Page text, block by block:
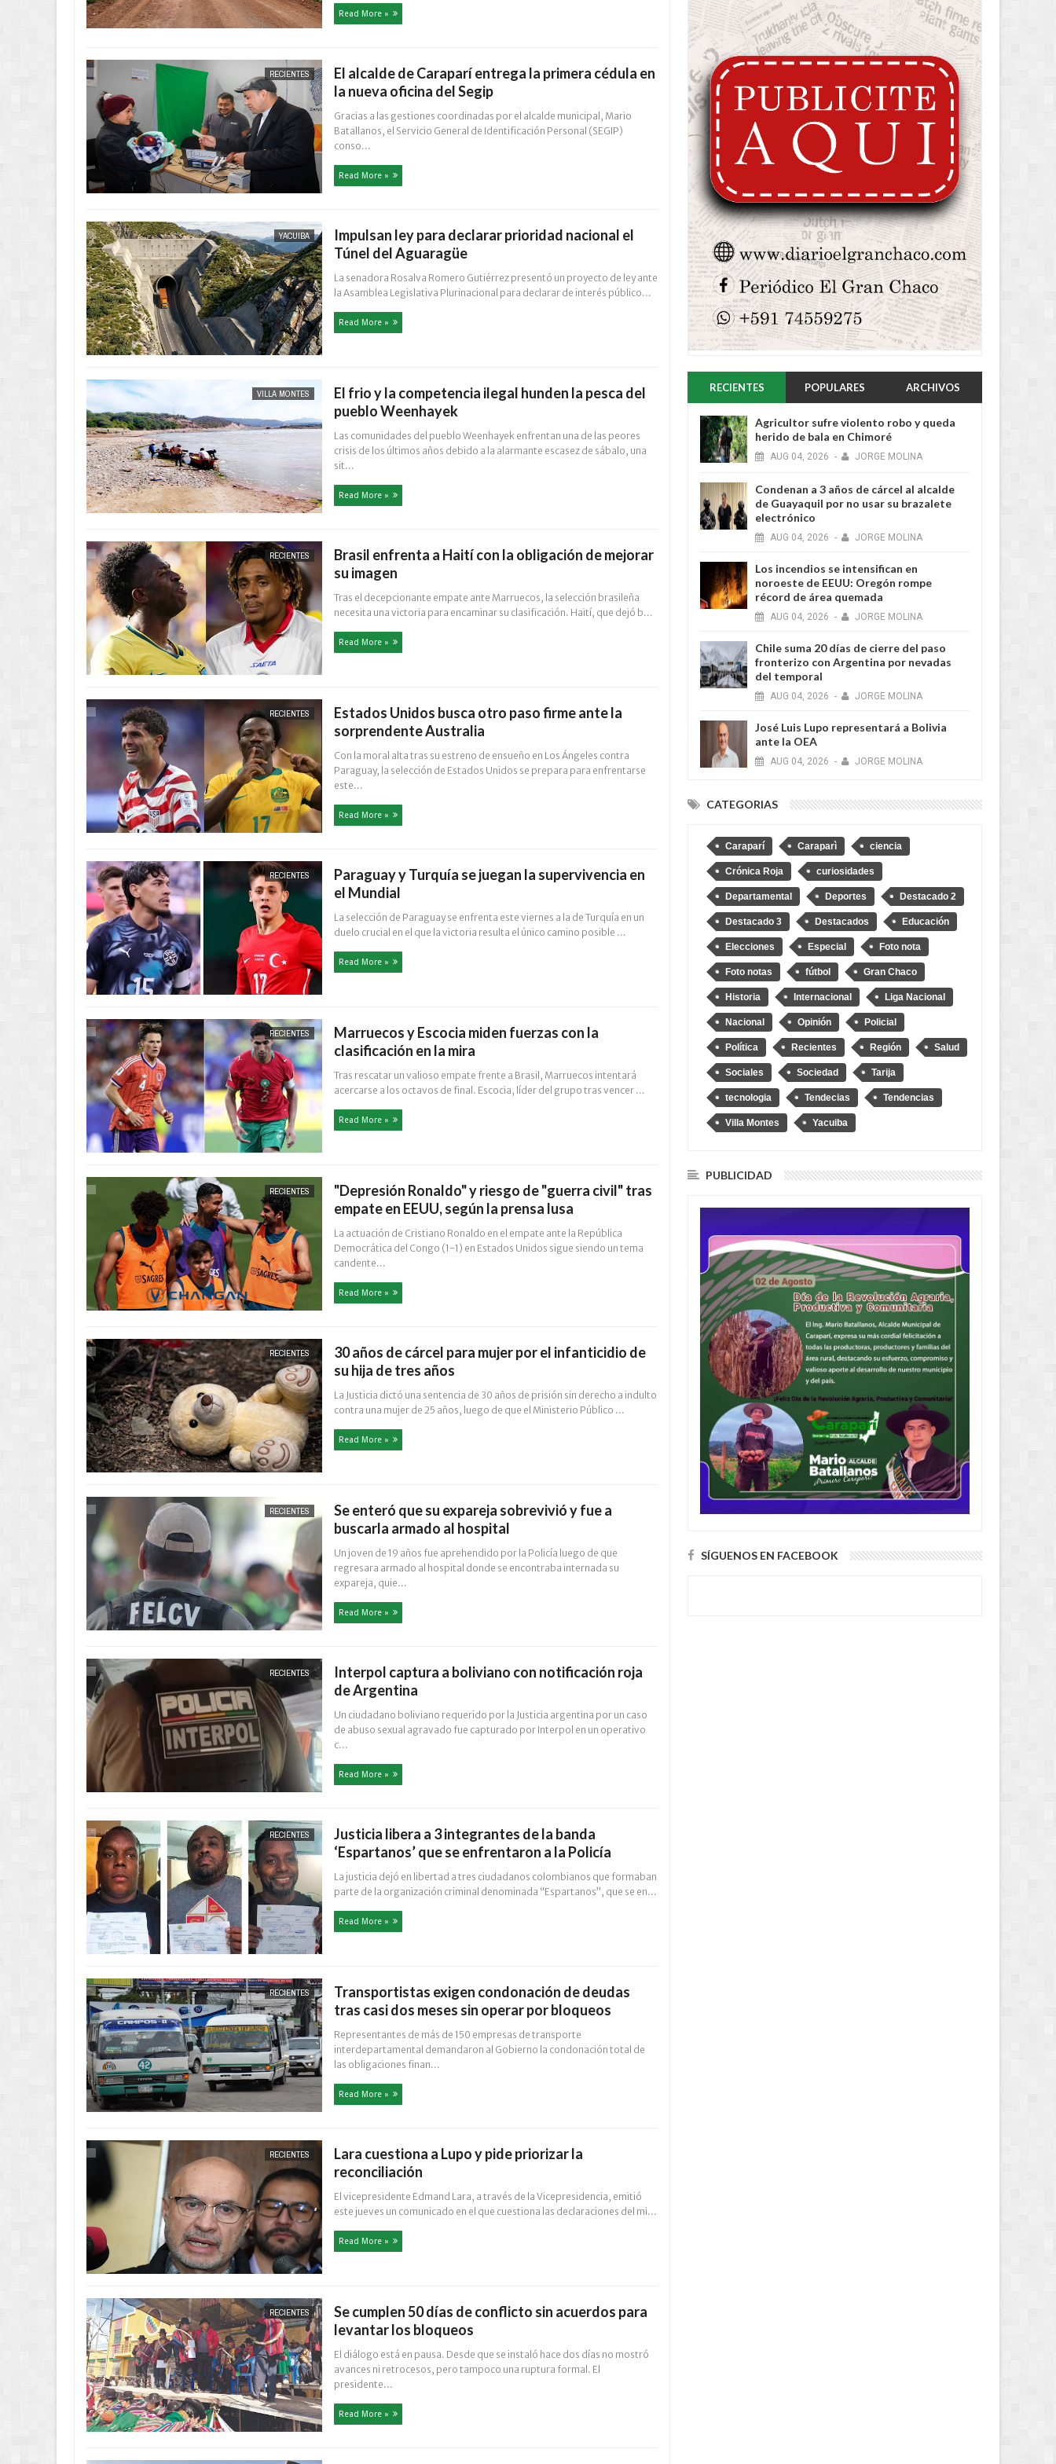
Read More »
RECIENTES 2 MONTHS AGO
El alcalde de Caraparí entrega la primera cédula en
la nueva oficina del Segip
Gracias a las gestiones coordinadas por el alcalde municipal, Mario
Batallanos, el Servicio General de Identificación Personal (SEGIP)
conso...
Read More »
YACUIBA 2 MONTHS AGO
Impulsan ley para declarar prioridad nacional el
Túnel del Aguaragüe
La senadora Rosalva Romero Gutiérrez presentó un proyecto de ley ante
la Asamblea Legislativa Plurinacional para declarar de interés público...
Read More »
VILLA MONTES 2 MONTHS AGO
El frio y la competencia ilegal hunden la pesca del
pueblo Weenhayek
Las comunidades del pueblo Weenhayek enfrentan una de las peores
crisis de los últimos años debido a la alarmante escasez de sábalo, una
sit...
Read More »
RECIENTES
Brasil enfrenta a Haití con la obligación de mejorar
su imagen
Tras el decepcionante empate ante Marruecos, la selección brasileña
necesita una victoria para encaminar su clasificación. Haití, que dejó b...
Read More »
RECIENTES
Estados Unidos busca otro paso firme ante la
sorprendente Australia
Con la moral alta tras su estreno de ensueño en Los Ángeles contra
Paraguay, la selección de Estados Unidos se prepara para enfrentarse
este...
Read More »
RECIENTES
Paraguay y Turquía se juegan la supervivencia en
el Mundial
La selección de Paraguay se enfrenta este viernes a la de Turquía en un
duelo crucial en el que la victoria resulta el único camino posible ...
Read More »
RECIENTES 2 MONTHS AGO
Marruecos y Escocia miden fuerzas con la
clasificación en la mira
Tras rescatar un valioso empate frente a Brasil, Marruecos intentará
acercarse a los octavos de final. Escocia, líder del grupo tras vencer ...
Read More »
RECIENTES
"Depresión Ronaldo" y riesgo de "guerra civil" tras
empate en EEUU, según la prensa lusa
La actuación de Cristiano Ronaldo en el empate ante la República
Democrática del Congo (1-1) en Estados Unidos sigue siendo un tema
candente...
Read More »
RECIENTES 2 MONTHS AGO
30 años de cárcel para mujer por el infanticidio de
su hija de tres años
La Justicia dictó una sentencia de 30 años de prisión sin derecho a indulto
contra una mujer de 25 años, luego de que el Ministerio Público ...
Read More »
RECIENTES
Se enteró que su expareja sobrevivió y fue a
buscarla armado al hospital
Un joven de 19 años fue aprehendido por la Policía luego de que
regresara armado al hospital donde se encontraba internada su
expareja, quie...
Read More »
RECIENTES
Interpol captura a boliviano con notificación roja
de Argentina
Un ciudadano boliviano requerido por la Justicia argentina por un caso
de abuso sexual agravado fue capturado por Interpol en un operativo
c...
Read More »
RECIENTES
Justicia libera a 3 integrantes de la banda
‘Espartanos’ que se enfrentaron a la Policía
La justicia dejó en libertad a tres ciudadanos colombianos que formaban
parte de la organización criminal denominada “Espartanos”, que se en...
Read More »
RECIENTES
Transportistas exigen condonación de deudas
tras casi dos meses sin operar por bloqueos
Representantes de más de 150 empresas de transporte
interdepartamental demandaron al Gobierno la condonación total de
las obligaciones finan...
Read More »
RECIENTES
Lara cuestiona a Lupo y pide priorizar la
reconciliación
El vicepresidente Edmand Lara, a través de la Vicepresidencia, emitió
este jueves un comunicado en el que cuestiona las declaraciones del mi...
Read More »
RECIENTES
Se cumplen 50 días de conflicto sin acuerdos para
levantar los bloqueos
El diálogo está en pausa. Desde que se instaló hace dos días no mostró
avances ni retrocesos, pero tampoco una ruptura formal. El
presidente...
Read More »
RECIENTES POPULARES ARCHIVOS
Agricultor sufre violento robo y queda
herido de bala en Chimoré
AUG 04, 2026 - JORGE MOLINA
Condenan a 3 años de cárcel al alcalde
de Guayaquil por no usar su brazalete
electrónico
AUG 04, 2026 - JORGE MOLINA
Los incendios se intensifican en
noroeste de EEUU: Oregón rompe
récord de área quemada
AUG 04, 2026 - JORGE MOLINA
Chile suma 20 días de cierre del paso
fronterizo con Argentina por nevadas
del temporal
AUG 04, 2026 - JORGE MOLINA
José Luis Lupo representará a Bolivia
ante la OEA
AUG 04, 2026 - JORGE MOLINA
CATEGORIAS
Caraparí Caraparì ciencia
Crónica Roja curiosidades
Departamental Deportes Destacado 2
Destacado 3 Destacados Educación
Elecciones Especial Foto nota
Foto notas fútbol Gran Chaco
Historia Internacional Liga Nacional
Nacional Opinión Policial
Política Recientes Región Salud
Sociales Sociedad Tarija
tecnologia Tendecias Tendencias
Villa Montes Yacuiba
PUBLICIDAD
SÍGUENOS EN FACEBOOK